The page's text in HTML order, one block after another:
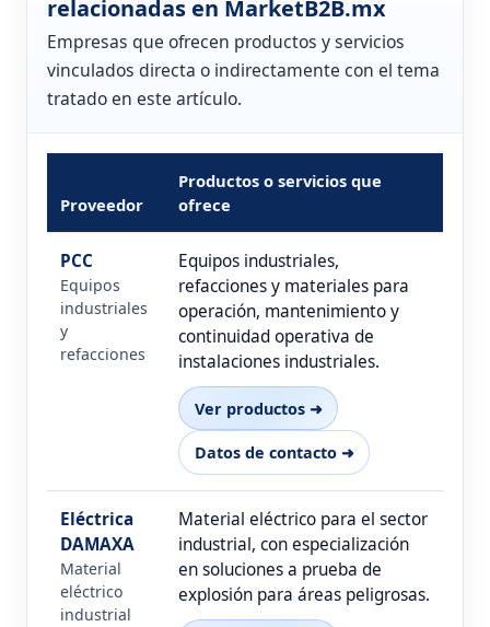
relacionadas en MarketB2B.mx
Empresas que ofrecen productos y servicios
vinculados directa o indirectamente con el tema
tratado en este artículo.
Proveedor
Productos o servicios que
ofrece
PCC
Equipos
industriales
y
refacciones
Equipos industriales,
refacciones y materiales para
operación, mantenimiento y
continuidad operativa de
instalaciones industriales.
Ver productos ➜
Datos de contacto ➜
Eléctrica
DAMAXA
Material
eléctrico
industrial
Material eléctrico para el sector
industrial, con especialización
en soluciones a prueba de
explosión para áreas peligrosas.